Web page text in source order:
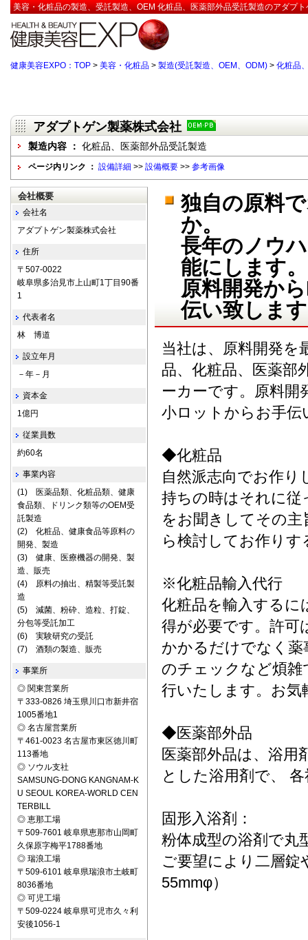
美容・化粧品の製造、受託製造、OEM 化粧品、医薬部外品受託製造のアダプ
健康美容EXPO：TOP > 美容・化粧品 > 製造(受託製造、OEM、ODM) > 化粧品
アダプトゲン製薬株式会社
製造内容 ： 化粧品、医薬部外品受託製造
ページ内リンク ： 設備詳細 >> 設備概要 >> 参考画像
独自の原料
か。
長年のノウ
能にします。
原料開発か
伝い致しま
当社は、原料開発を
品、化粧品、医薬部
ーカーです。原料開
小ロットからお手伝
◆化粧品
自然派志向でお作
持ちの時はそれに従
をお聞きしてその
ら検討してお作り
※化粧品輸入代行
化粧品を輸入するに
得が必要です。許可
かかるだけでなく薬
のチェックなど煩雑
行いたします。お気
◆医薬部外品
医薬部外品は、浴用
とした浴用剤で、
固形入浴剤：
粉体成型の浴剤で丸
ご要望により二層錠
55mmφ）
会社概要
会社名
アダプトゲン製薬株式会社
住所
〒507-0022
岐阜県多治見市上山町1丁目90番
1
代表者名
林 博道
設立年月
－年－月
資本金
1億円
従業員数
約60名
事業内容
(1) 医薬品類、化粧品類、健康
食品類、ドリンク類等のOEM受
託製造
(2) 化粧品、健康食品等原料の
開発、製造
(3) 健康、医療機器の開発、製
造、販売
(4) 原料の抽出、精製等受託製
造
(5) 減菌、粉砕、造粒、打錠、
分包等受託加工
(6) 実験研究の受託
(7) 酒類の製造、販売
事業所
◎ 関東営業所
〒333-0826 埼玉県川口市新井宿
1005番地1
◎ 名古屋営業所
〒461-0023 名古屋市東区徳川町
113番地
◎ ソウル支社
SAMSUNG-DONG KANGNAM-K
U SEOUL KOREA-WORLD CEN
TERBILL
◎ 恵那工場
〒509-7601 岐阜県恵那市山岡町
久保原字梅平1788番地
◎ 瑞浪工場
〒509-6101 岐阜県瑞浪市土岐町
8036番地
◎ 可児工場
〒509-0224 岐阜県可児市久々利
安後1056-1